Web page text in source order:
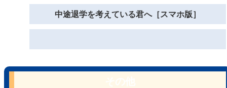
中途退学を考えている君へ［スマホ版］